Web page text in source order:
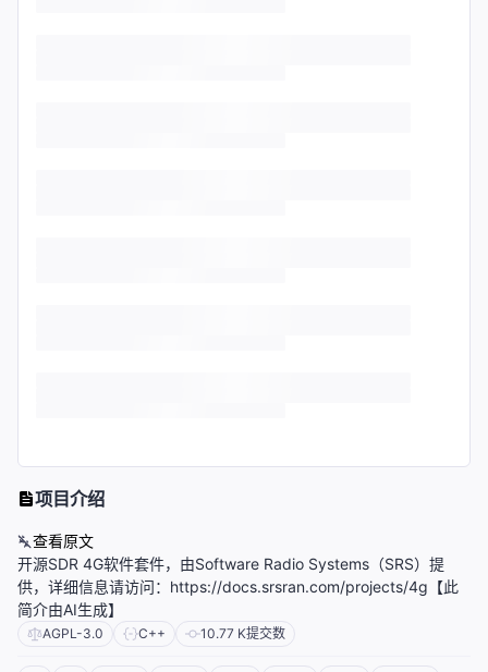
项目介绍
查看原文
开源SDR 4G软件套件，由Software Radio Systems（SRS）提
供，详细信息请访问：https://docs.srsran.com/projects/4g【此
简介由AI生成】
AGPL-3.0 C++ 10.77 K提交数